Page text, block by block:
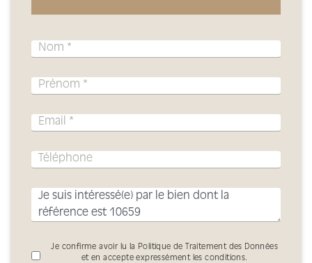
Je confirme avoir lu la Politique de Traitement des Données
et en accepte expressément les conditions.